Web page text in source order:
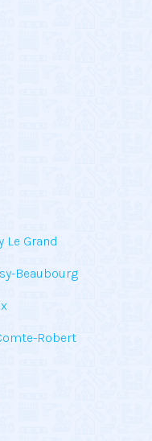
Grand
Beaubourg
Robert